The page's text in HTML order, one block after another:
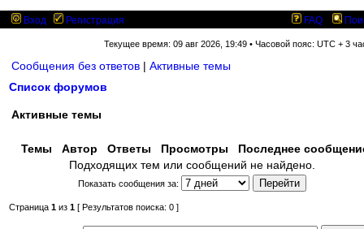
Вход Регистрация FAQ
Текущее время: 09 авг 2026, 19:49 • Часовой пояс: UTC + 3
Сообщения без ответов | Активные темы
Список форумов
Активные темы
Темы Автор Ответы Просмотры
Последнее
Подходящих тем или сообщений не найдено.
Показать сообщения за:
Страница 1 из 1 [ Результатов поиска: 0 ]